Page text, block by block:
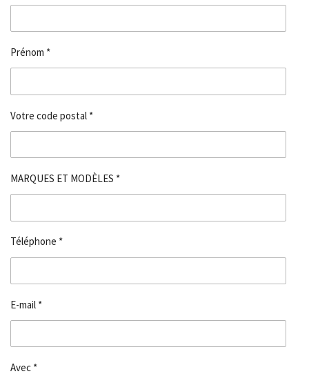
Prénom *
Votre code postal *
MARQUES ET MODÈLES *
Téléphone *
E-mail *
Avec *